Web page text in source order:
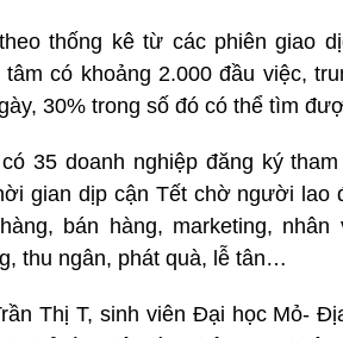
thống kê từ các phiên giao
tâm có khoảng 2.000 đầu việc,
30% trong số đó có thể tìm
35 doanh nghiệp đăng ký
gian dịp cận Tết chờ người lao
bán hàng, marketing,
thu ngân, phát quà, lễ tân…
Thị T, sinh viên Đại học Mỏ-